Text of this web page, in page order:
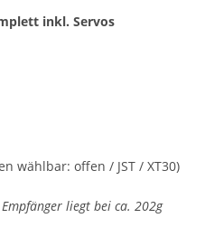
inkl. Servos
wählbar: offen / JST / XT30)
liegt bei ca. 202g